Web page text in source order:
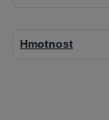
Hmotnost